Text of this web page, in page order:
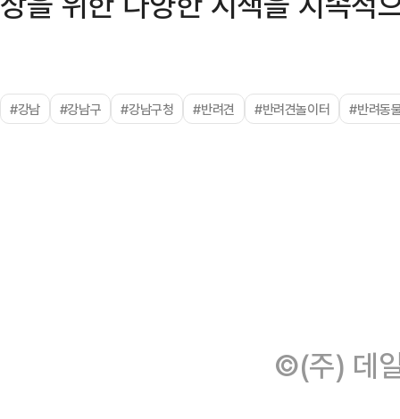
#강남 #강남구 #강남구청 #반려견 #반려견놀이터 #반려동
©(주) 데